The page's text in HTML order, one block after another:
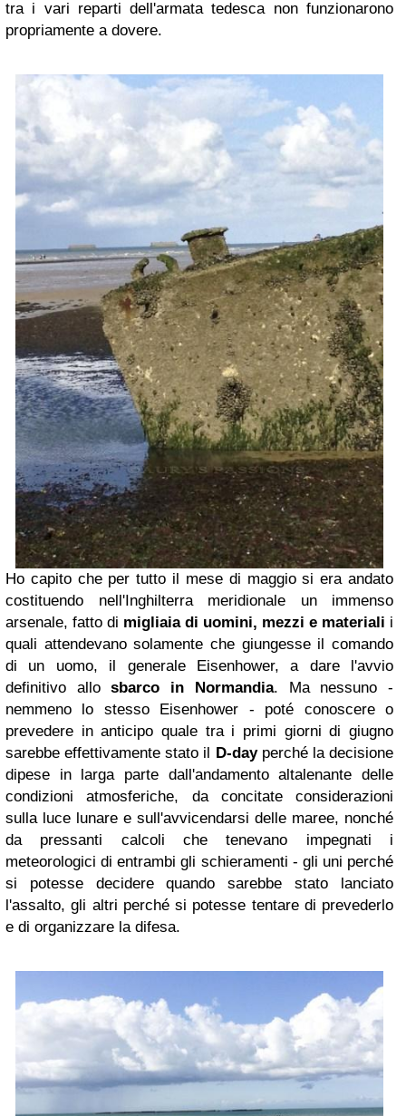
tra i vari reparti dell'armata tedesca non funzionarono
propriamente a dovere.
Ho capito che per tutto il mese di maggio si era andato
costituendo nell'Inghilterra meridionale un immenso
arsenale, fatto di migliaia di uomini, mezzi e materiali i
quali attendevano solamente che giungesse il comando
di un uomo, il generale Eisenhower, a dare l'avvio
definitivo allosbarco in Normandia. Ma nessuno -
nemmeno lo stesso Eisenhower - poté conoscere o
prevedere in anticipo quale tra i primi giorni di giugno
sarebbe effettivamente stato il D-dayperché la decisione
dipese in larga parte dall'andamento altalenante delle
condizioni atmosferiche, da concitate considerazioni
sulla luce lunare e sull'avvicendarsi delle maree, nonché
da pressanti calcoli che tenevano impegnati i
meteorologici di entrambi gli schieramenti - gli uni perché
si potesse decidere quando sarebbe stato lanciato
l'assalto, gli altri perché si potesse tentare di prevederlo
e di organizzare la difesa.